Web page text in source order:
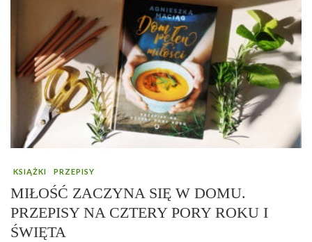
KSIĄŻKI PRZEPISY
MIŁOŚĆ ZACZYNA SIĘ W DOMU.
PRZEPISY NA CZTERY PORY ROKU I
ŚWIĘTA